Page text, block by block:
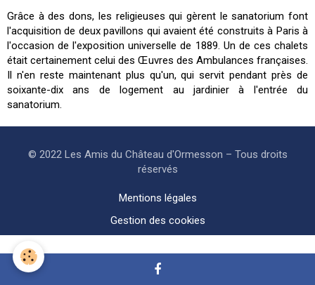
Grâce à des dons, les religieuses qui gèrent le sanatorium font
l'acquisition de deux pavillons qui avaient été construits à Paris à
l'occasion de l'exposition universelle de 1889. Un de ces chalets
était certainement celui des Œuvres des Ambulances françaises.
Il n'en reste maintenant plus qu'un, qui servit pendant près de
soixante-dix ans de logement au jardinier à l'entrée du
sanatorium.
© 2022 Les Amis du Château d'Ormesson – Tous droits
réservés
Mentions légales
Gestion des cookies